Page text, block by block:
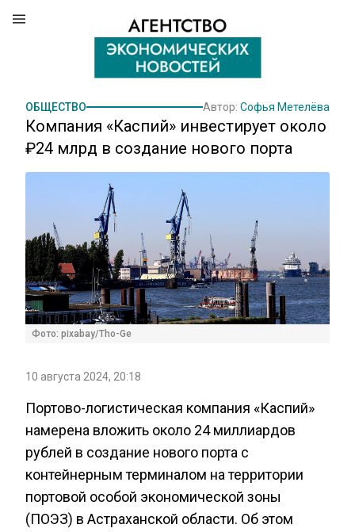
ОБЩЕСТВО Автор: Софья Метелёва
Компания «Каспий» инвестирует около
₽24 млрд в создание нового порта
Фото: pixabay/Tho-Ge
10 августа 2024, 20:18
Портово-логистическая компания «Каспий»
намерена вложить около 24 миллиардов
рублей в создание нового порта с
контейнерным терминалом на территории
портовой особой экономической зоны
(ПОЭЗ) в Астраханской области. Об этом